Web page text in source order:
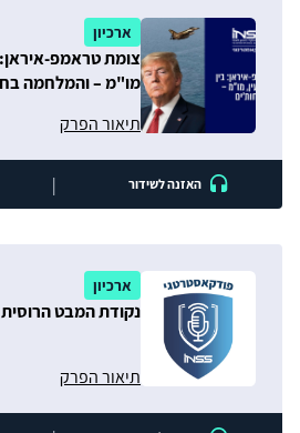
ארכיון
צומת טראמפ-איראן:
מו"מ – והמלחמה
תיאור הפרק
האזנה לשידור |
ארכיון
נקודת המבט
תיאור הפרק